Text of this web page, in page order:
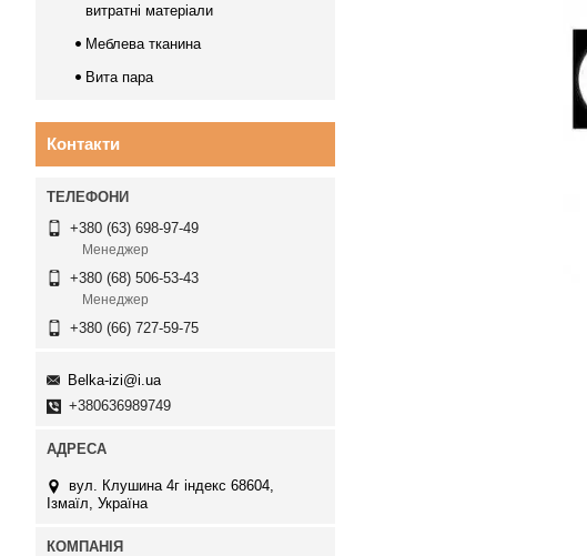
витратні матеріали
Меблева тканина
Вита пара
Контакти
+380 (63) 698-97-49
Менеджер
+380 (68) 506-53-43
Менеджер
+380 (66) 727-59-75
Belka-izi@i.ua
+380636989749
вул. Клушина 4г індекс 68604,
Ізмаїл, Україна